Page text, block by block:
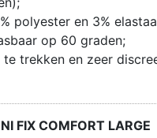
polyester en 3%
op 60 graden;
te trekken en zeer
FIX COMFORT LARGE